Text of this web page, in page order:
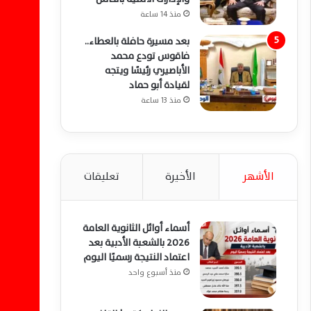
منذ 14 ساعة
بعد مسيرة حافلة بالعطاء..
فاقوس تودع محمد
الأباصيري رئيسًا ويتجه
لقيادة أبو حماد
منذ 13 ساعة
الأشهر الأخيرة تعليقات
أسماء أوائل الثانوية العامة
2026 بالشعبة الأدبية بعد
اعتماد النتيجة رسميًا اليوم
منذ أسبوع واحد